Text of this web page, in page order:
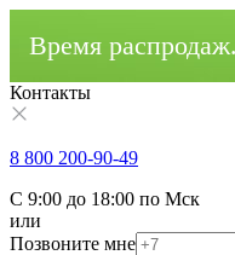
Время
Контакты
8 800 200-90-49
С 9:00 до 18:00 по Мск
или
Позвоните мне